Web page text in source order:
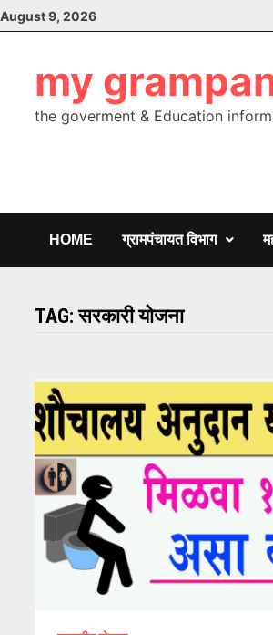
Skip
to
August 9, 2026
my
the goverment & Education
HOME ग्रामपंचायत विभाग
TAG:सरकारी योजना